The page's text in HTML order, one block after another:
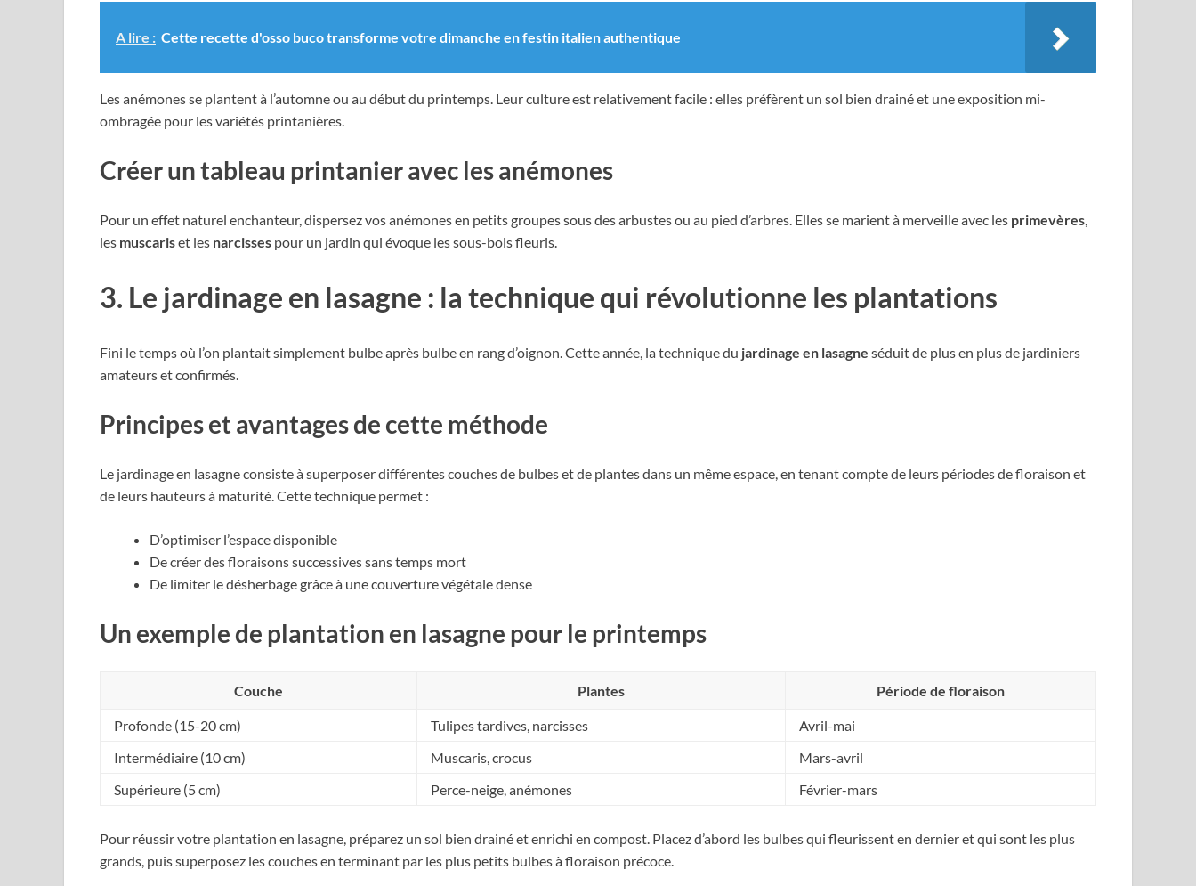
A lire : Cette recette d'osso buco transforme votre dimanche en festin italien authentique
Les anémones se plantent à l’automne ou au début du printemps. Leur culture est relativement facile : elles préfèrent un sol bien drainé et une exposition mi-
ombragée pour les variétés printanières.
Créer un tableau printanier avec les anémones
Pour un effet naturel enchanteur, dispersez vos anémones en petits groupes sous des arbustes ou au pied d’arbres. Elles se marient à merveille avec les primevères,
les muscariset les narcisses pour un jardin qui évoque les sous-bois fleuris.
3. Le jardinage en lasagne : la technique qui révolutionne les plantations
Fini le temps où l’on plantait simplement bulbe après bulbe en rang d’oignon. Cette année, la technique du jardinage en lasagne séduit de plus en plus de jardiniers
amateurs et confirmés.
Principes et avantages de cette méthode
Le jardinage en lasagne consiste à superposer différentes couches de bulbes et de plantes dans un même espace, en tenant compte de leurs périodes de floraison et
de leurs hauteurs à maturité. Cette technique permet :
D’optimiser l’espace disponible
De créer des floraisons successives sans temps mort
De limiter le désherbage grâce à une couverture végétale dense
Un exemple de plantation en lasagne pour le printemps
Couche Plantes Période de floraison
Profonde (15-20 cm) Tulipes tardives, narcisses
Avril-mai
Intermédiaire (10 cm)
Muscaris, crocus
Mars-avril
Supérieure (5 cm)
Perce-neige, anémones Février-mars
Pour réussir votre plantation en lasagne, préparez un sol bien drainé et enrichi en compost. Placez d’abord les bulbes qui fleurissent en dernier et qui sont les plus
grands, puis superposez les couches en terminant par les plus petits bulbes à floraison précoce.